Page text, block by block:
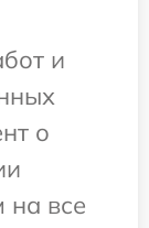
и
о
на все